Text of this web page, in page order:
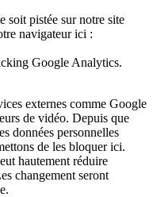
soit pistée sur notre site
navigateur ici :
Google Analytics.
externes comme Google
de vidéo. Depuis que
données personnelles
de les bloquer ici.
hautement réduire
changement seront